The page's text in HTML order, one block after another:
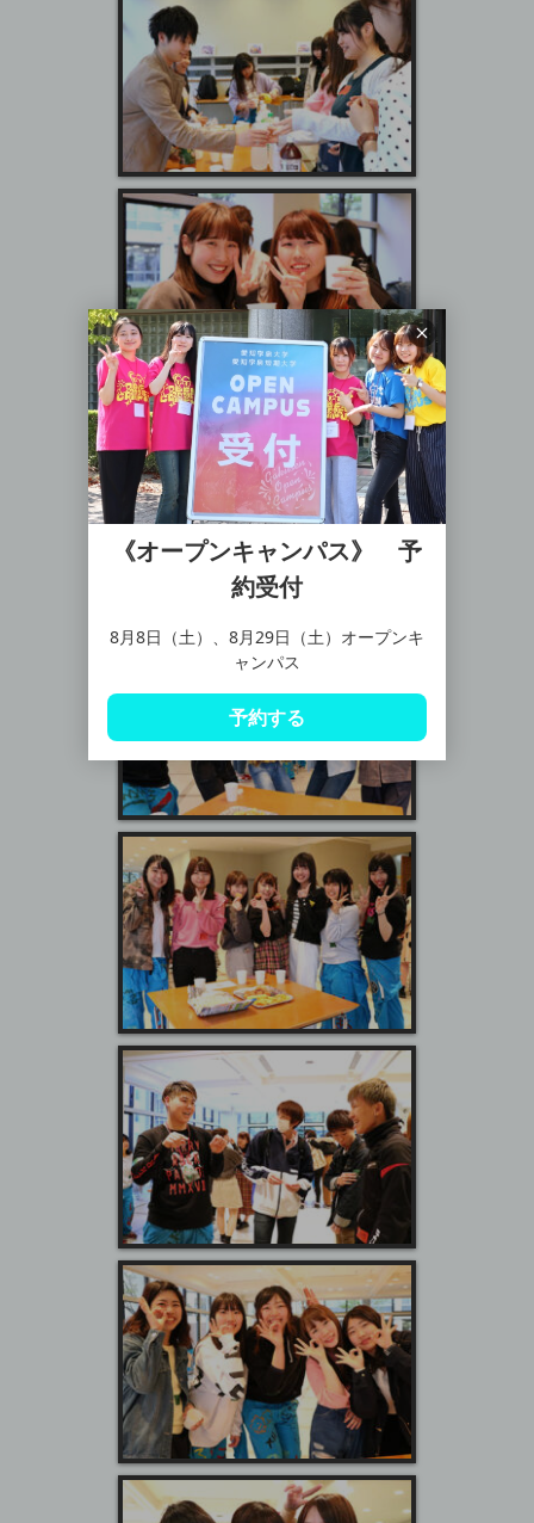
《オープンキャンパス》 予
約受付
8月8日（土）、8月29日（土）オープンキ
ャンパス
予約する